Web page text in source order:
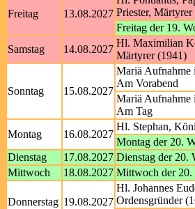
Freitag 13.08.2027 Priester,
Freitag der 19.
Samstag
14.08.2027
Hl. Maximilian
Märtyrer (1941)
Sonntag 15.08.2027
Mariä Aufnahme
Am Vorabend
Mariä Aufnahme
Am Tag
Montag
16.08.2027
Hl. Stephan,
Montag der 20.
Dienstag
17.08.2027 Dienstag der 20.
Mittwoch
18.08.2027 Mittwoch der 20.
Donnerstag 19.08.2027
Hl. Johannes
Ordensgründer